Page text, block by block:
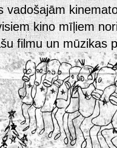
vadošajām
kino mīļiem
filmu un mūzikas